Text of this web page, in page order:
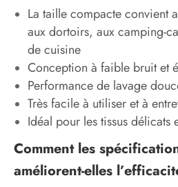
La taille compacte convient
aux dortoirs, aux camping-
de cuisine
Conception à faible bruit et
Performance de lavage
Très facile à utiliser et à
Idéal pour les tissus délicats
Comment les
améliorent-elles